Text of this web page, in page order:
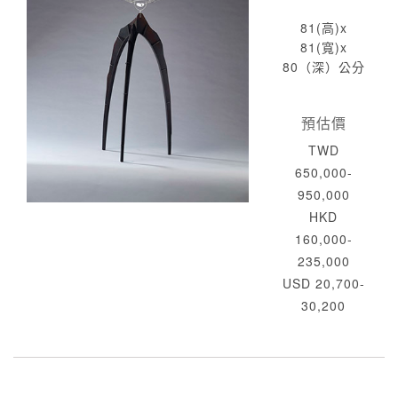
81(高)x
81(寬)x
80（深）公分
預估價
TWD
650,000-
950,000
HKD
160,000-
235,000
USD 20,700-
30,200